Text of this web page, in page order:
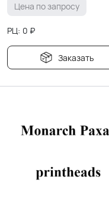
Цена по запросу
РЦ: 0 ₽
Заказать